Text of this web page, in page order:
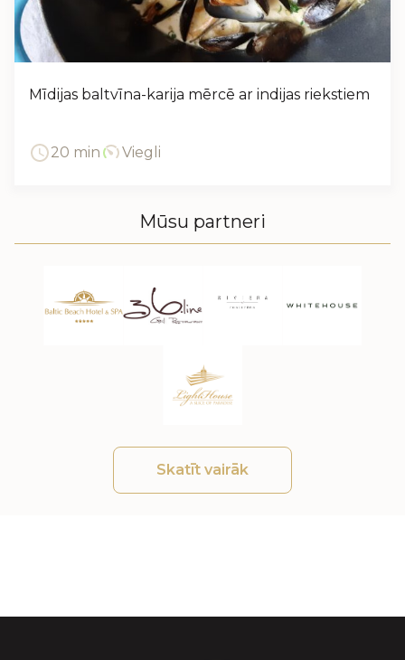
Mīdijas baltvīna-karija mērcē ar indijas riekstiem
20 min Viegli
Mūsu partneri
Skatīt vairāk